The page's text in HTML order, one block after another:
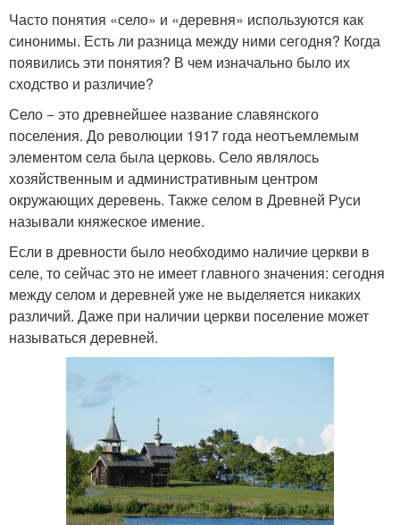
Часто понятия «село» и «деревня» используются как
синонимы. Есть ли разница между ними сегодня? Когда
появились эти понятия? В чем изначально было их
сходство и различие?
Село − это древнейшее название славянского
поселения. До революции 1917 года неотъемлемым
элементом села была церковь. Село являлось
хозяйственным и административным центром
окружающих деревень. Также селом в Древней Руси
называли княжеское имение.
Если в древности было необходимо наличие церкви в
селе, то сейчас это не имеет главного значения: сегодня
между селом и деревней уже не выделяется никаких
различий. Даже при наличии церкви поселение может
называться деревней.